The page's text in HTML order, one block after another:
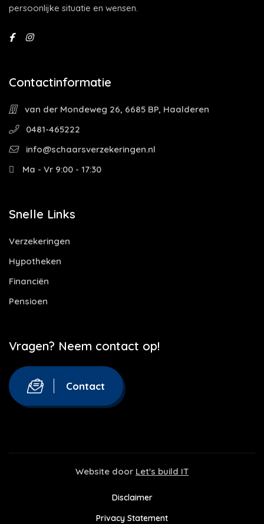
persoonlijke situatie en wensen.
Contactinformatie
van der Mondeweg 26, 6685 BP, Haalderen
0481-465222
info@schaarsverzekeringen.nl
Ma - Vr 9:00 - 17:30
Snelle Links
Verzekeringen
Hypotheken
Financiën
Pensioen
Vragen? Neem contact op!
Contact
Website door Let's build IT
Disclaimer
Privacy Statement